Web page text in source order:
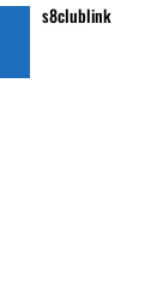
s8clublink